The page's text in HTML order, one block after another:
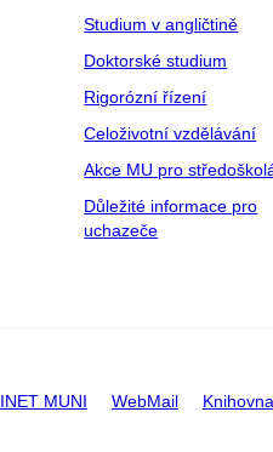
Studium v angličtině
Doktorské studium
Rigorózní řízení
Celoživotní vzdělávání
Akce MU pro
Důležité informace pro
uchazeče
INET MUNI WebMail